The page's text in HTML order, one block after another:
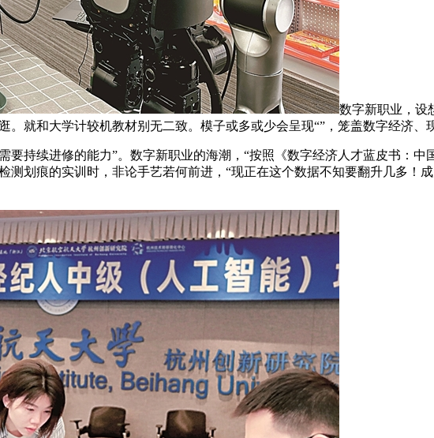
数字新职业，设
。就和大学计较机教材别无二致。模子或多或少会呈现“”，笼盖数字经济、
续进修的能力”。数字新职业的海潮，“按照《数字经济人才蓝皮书：中
测划痕的实训时，非论手艺若何前进，“现正在这个数据不知要翻升几多！